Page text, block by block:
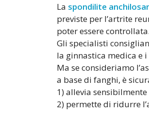
La spondilite
previste per l’artrite
poter essere controllata.
Gli specialisti
la ginnastica medica e
Ma se consideriamo
a base di fanghi, è
1) allevia
2) permette di ridurre